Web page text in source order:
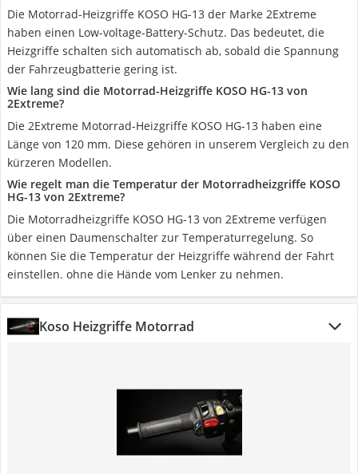
Die Motorrad-Heizgriffe KOSO HG-13 der Marke 2Extreme
haben einen Low-voltage-Battery-Schutz. Das bedeutet, die
Heizgriffe schalten sich automatisch ab, sobald die Spannung
der Fahrzeugbatterie gering ist.
Wie lang sind die Motorrad-Heizgriffe KOSO HG-13 von
2Extreme?
Die 2Extreme Motorrad-Heizgriffe KOSO HG-13 haben eine
Länge von 120 mm. Diese gehören in unserem Vergleich zu den
kürzeren Modellen.
Wie regelt man die Temperatur der Motorradheizgriffe KOSO
HG-13 von 2Extreme?
Die Motorradheizgriffe KOSO HG-13 von 2Extreme verfügen
über einen Daumenschalter zur Temperaturregelung. So
können Sie die Temperatur der Heizgriffe während der Fahrt
einstellen. ohne die Hände vom Lenker zu nehmen.
Koso Heizgriffe Motorrad